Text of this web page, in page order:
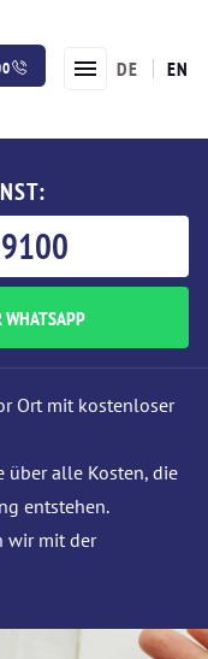
DE EN
WHATSAPP
Ort mit kostenloser
über alle Kosten, die
entstehen.
wir mit der